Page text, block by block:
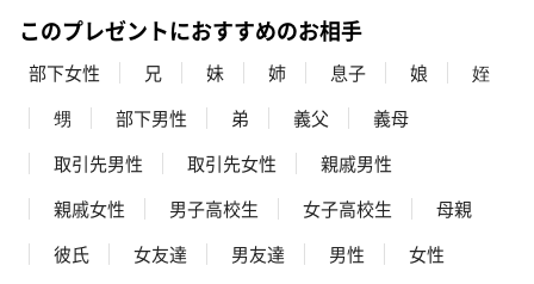
このプレゼントにおすすめのお相手
部下女性 兄 妹 姉 息子 娘
姪
甥
部下男性 弟 義父
義母
取引先男性
取引先女性
親戚男性
親戚女性
男子高校生 女子高校生
母親
彼氏
女友達 男友達 男性
女性